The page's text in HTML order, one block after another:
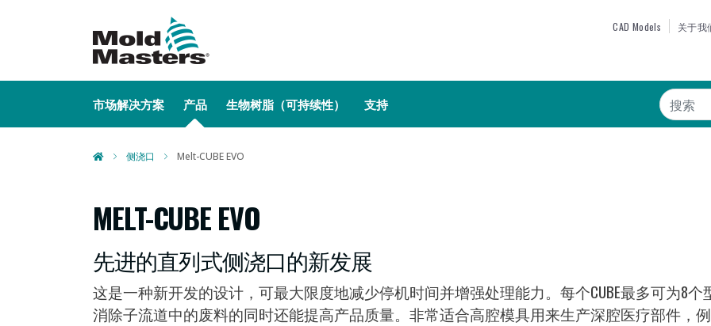
主
内
TOP
CAD Models 关于我
MAIN NAVIGATION
市场解决方案 产品 生物树脂（可持续性） 支持 搜索
侧浇口 Melt-CUBE EVO
MELT-CUBE EVO
先进的直列式侧浇口的新发展
这是一种新开发的设计，可最大限度地减少停机时间并增强处理能力。每个CUBE最多可为8
消除子流道中的废料的同时还能提高产品质量。非常适合高腔模具用来生产深腔医疗部件，